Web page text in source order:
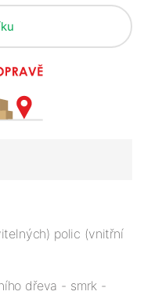
polic (vnitřní
dřeva - smrk -